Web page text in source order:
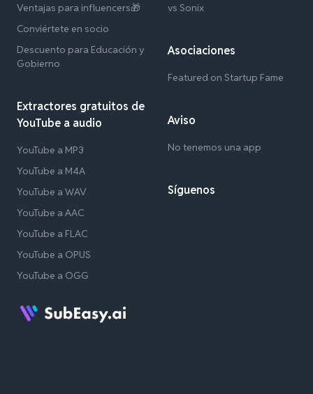
Ventajas para influencers🎁
Conviértete en socio
Descuento para Educación y
Gobierno
Extractores gratuitos de
YouTube a audio
YouTube a MP3
YouTube a M4A
YouTube a WAV
YouTube a AAC
YouTube a FLAC
YouTube a OPUS
YouTube a OGG
vs Sonix
Asociaciones
Featured on Startup Fame
Aviso
No tenemos una app
Síguenos